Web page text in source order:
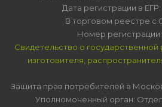
Дата регистрации в
В торговом реестре с
Номер регистрации:
Свидетельство о государственной
изготовителя,
Защита прав потребителей в
Уполномоченный орган: Отдел